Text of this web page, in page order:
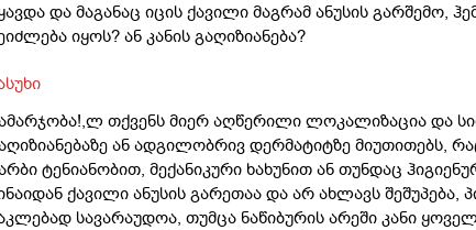
და მაგანაც იცის ქავილი მაგრამ ანუსის გარშემო,
იყოს? ან კანის გაღიზიანება?
თქვენს მიერ აღწერილი ლოკალიზაცია და
ან ადგილობრივ დერმატიტზე მიუთითებს,
ტენიანობით, მექანიკური ხახუნით ან თუნდაც
ქავილი ანუსის გარეთაა და არ ახლავს
სავარაუდოა, თუმცა ნაწიბურის არეში კანი